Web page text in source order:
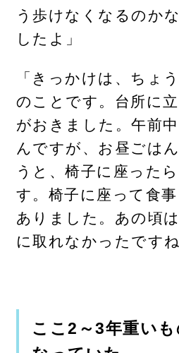
う歩けなくなるのか
したよ」
「きっかけは、ちょ
のことです。台所に
がおきました。午前
んですが、お昼ごは
うと、椅子に座った
す。椅子に座って食
ありました。あの頃
に取れなかったです
ここ2～3年重いも